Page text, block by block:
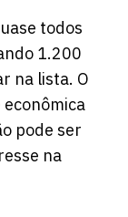
todos
1.200
na lista. O
pode ser
na